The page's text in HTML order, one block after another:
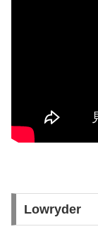
Lowryder